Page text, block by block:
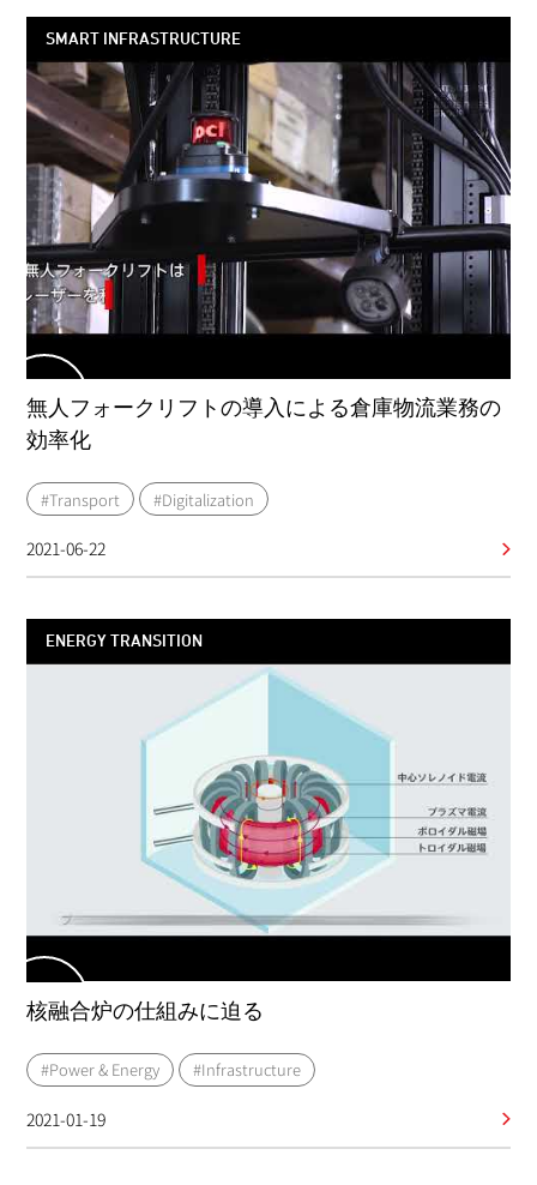
SMART INFRASTRUCTURE
無人フォークリフトの導入による倉庫物流業務の
効率化
#Transport #Digitalization
2021-06-22
ENERGY TRANSITION
核融合炉の仕組みに迫る
#Power & Energy #Infrastructure
2021-01-19